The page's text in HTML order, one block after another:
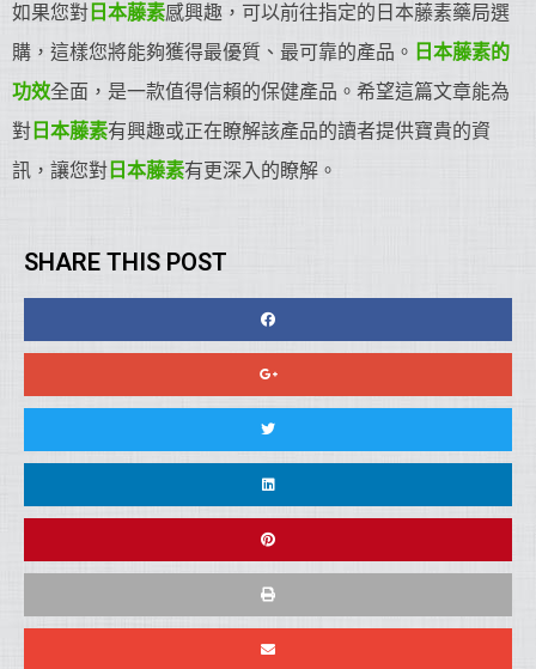
如果您對 日本藤素感興趣，可以前往指定的日本藤素藥局選
購，這樣您將能夠獲得最優質、最可靠的產品。 日本藤素的
功效全面，是一款值得信賴的保健產品。希望這篇文章能為
對 日本藤素有興趣或正在瞭解該產品的讀者提供寶貴的資
訊，讓您對 日本藤素有更深入的瞭解。
SHARE THIS POST